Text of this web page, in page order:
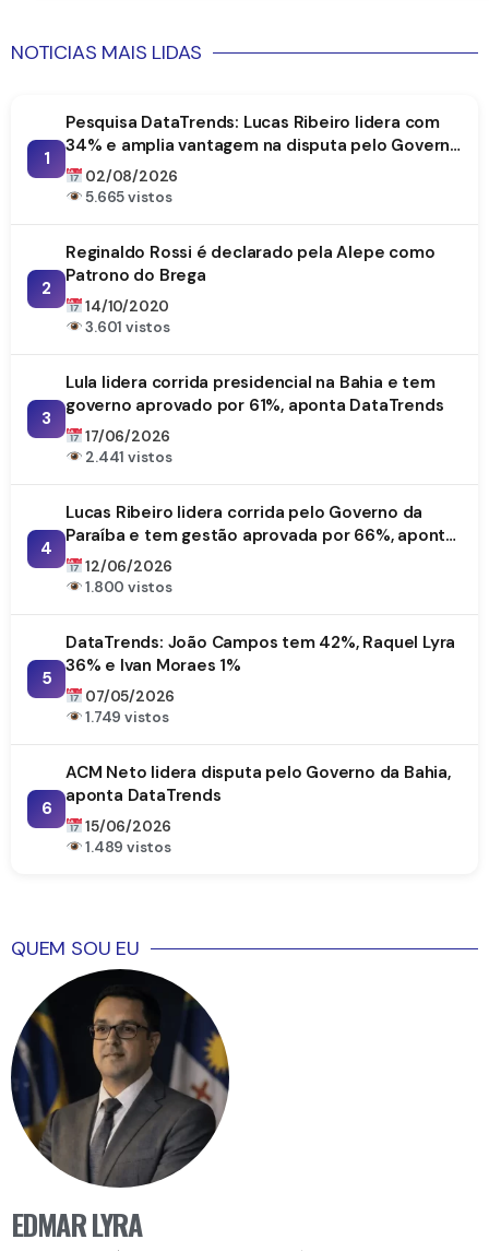
NOTICIAS MAIS LIDAS
1
Pesquisa DataTrends: Lucas Ribeiro lidera com
34% e amplia vantagem na disputa pelo Governo
da Paraíba
02/08/2026
5.665 vistos
2
Reginaldo Rossi é declarado pela Alepe como
Patrono do Brega
14/10/2020
3.601 vistos
3
Lula lidera corrida presidencial na Bahia e tem
governo aprovado por 61%, aponta DataTrends
17/06/2026
2.441 vistos
4
Lucas Ribeiro lidera corrida pelo Governo da
Paraíba e tem gestão aprovada por 66%, aponta
DataTrends
12/06/2026
1.800 vistos
5
DataTrends: João Campos tem 42%, Raquel Lyra
36% e Ivan Moraes 1%
07/05/2026
1.749 vistos
6
ACM Neto lidera disputa pelo Governo da Bahia,
aponta DataTrends
15/06/2026
1.489 vistos
QUEM SOU EU
EDMAR LYRA